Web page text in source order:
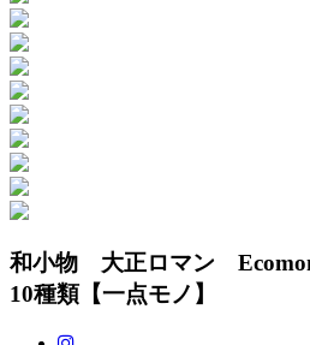
和小物 大正ロマン
10種類【一点モノ】